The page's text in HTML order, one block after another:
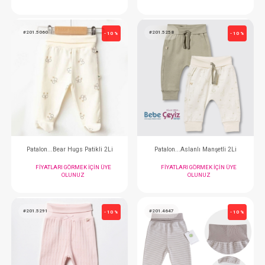
Pantalon...Çizgili Patikli 2li
FIYATLARI GÖRMEK IÇIN ÜYE
OLUNUZ
Pantalon...Çizgili
#201.5060
Patalon...Bear Hugs Patikli 2Li
#201.5258
Patalon...Aslanlı